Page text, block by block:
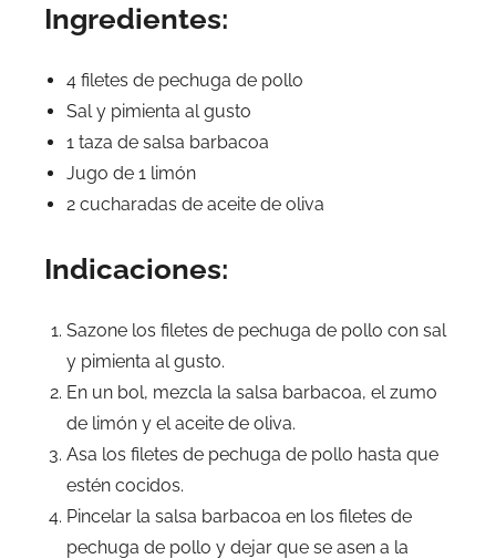
Ingredientes:
4 filetes de pechuga de pollo
Sal y pimienta al gusto
1 taza de salsa barbacoa
Jugo de 1 limón
2 cucharadas de aceite de oliva
Indicaciones:
Sazone los filetes de pechuga de pollo con sal
y pimienta al gusto.
En un bol, mezcla la salsa barbacoa, el zumo
de limón y el aceite de oliva.
Asa los filetes de pechuga de pollo hasta que
estén cocidos.
Pincelar la salsa barbacoa en los filetes de
pechuga de pollo y dejar que se asen a la